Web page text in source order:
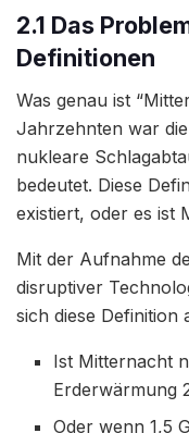
2.1 Das
Definitionen
Was genau ist
Jahrzehnten war
nukleare
bedeutet. Diese
existiert, oder es ist
Mit der Aufnahme
disruptiver
sich diese Definition
Ist Mitternacht
Erderwärmung
Oder wenn 1,5